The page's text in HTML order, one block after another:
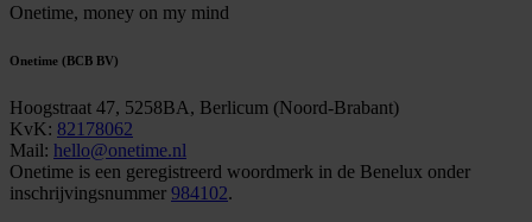
Onetime, money on my mind
Onetime (BCB BV)
Hoogstraat 47, 5258BA, Berlicum (Noord-Brabant)
KvK: 82178062
Mail: hello@onetime.nl
Onetime is een geregistreerd woordmerk in de Benelux onder
inschrijvingsnummer 984102.